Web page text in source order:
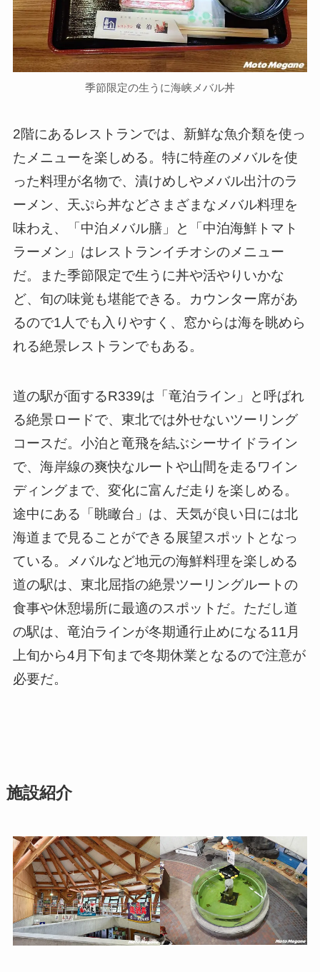
季節限定の生うに海峡メバル丼
2階にあるレストランでは、新鮮な魚介類を使っ
たメニューを楽しめる。特に特産のメバルを使
った料理が名物で、漬けめしやメバル出汁のラ
ーメン、天ぷら丼などさまざまなメバル料理を
味わえ、「中泊メバル膳」と「中泊海鮮トマト
ラーメン」はレストランイチオシのメニュー
だ。また季節限定で生うに丼や活やりいかな
ど、旬の味覚も堪能できる。カウンター席があ
るので1人でも入りやすく、窓からは海を眺めら
れる絶景レストランでもある。
道の駅が面するR339は「竜泊ライン」と呼ばれ
る絶景ロードで、東北では外せないツーリング
コースだ。小泊と竜飛を結ぶシーサイドライン
で、海岸線の爽快なルートや山間を走るワイン
ディングまで、変化に富んだ走りを楽しめる。
途中にある「眺瞰台」は、天気が良い日には北
海道まで見ることができる展望スポットとなっ
ている。メバルなど地元の海鮮料理を楽しめる
道の駅は、東北屈指の絶景ツーリングルートの
食事や休憩場所に最適のスポットだ。ただし道
の駅は、竜泊ラインが冬期通行止めになる11月
上旬から4月下旬まで冬期休業となるので注意が
必要だ。
施設紹介